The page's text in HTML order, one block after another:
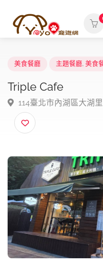
美食餐廳 主題餐廳 ,美
Triple Cafe
114臺北市內湖區大